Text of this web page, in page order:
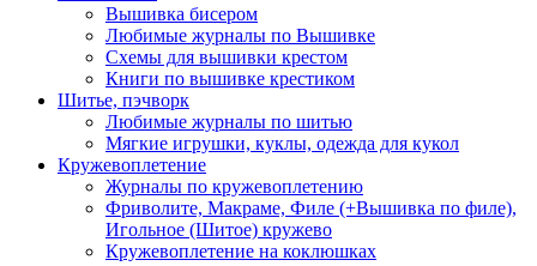
Вышивка бисером
Любимые журналы по Вышивке
Схемы для вышивки крестом
Книги по вышивке крестиком
Шитье, пэчворк
Любимые журналы по шитью
Мягкие игрушки, куклы, одежда для кукол
Кружевоплетение
Журналы по кружевоплетению
Фриволите, Макраме, Филе (+Вышивка по филе),
Игольное (Шитое) кружево
Кружевоплетение на коклюшках